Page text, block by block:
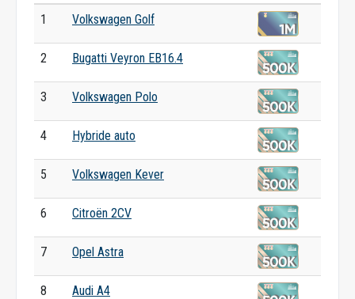
1 Volkswagen Golf
2 Bugatti Veyron EB16.4
3 Volkswagen Polo
4 Hybride auto
5 Volkswagen Kever
6 Citroën 2CV
7 Opel Astra
8 Audi A4